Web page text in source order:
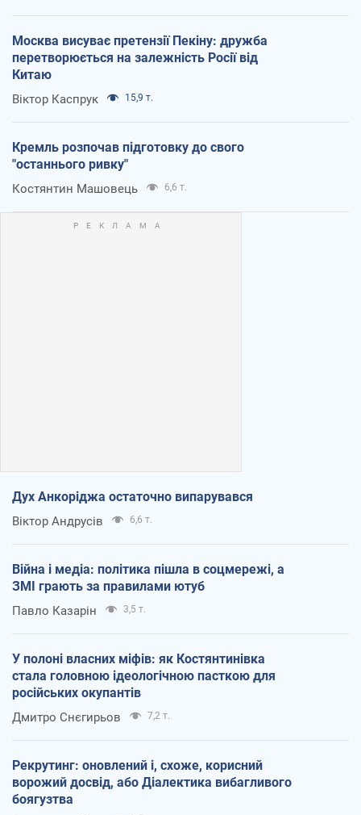
Москва висуває претензії Пекіну: дружба
перетворюється на залежність Росії від
Китаю
Віктор Каспрук 15,9 т.
Кремль розпочав підготовку до свого
"останнього ривку"
Костянтин Машовець 6,6 т.
Дух Анкоріджа остаточно випарувався
Віктор Андрусів 6,6 т.
Війна і медіа: політика пішла в соцмережі, а
ЗМІ грають за правилами ютуб
Павло Казарін 3,5 т.
У полоні власних міфів: як Костянтинівка
стала головною ідеологічною пасткою для
російських окупантів
Дмитро Снєгирьов 7,2 т.
Рекрутинг: оновлений і, схоже, корисний
ворожий досвід, або Діалектика вибагливого
боягузтва